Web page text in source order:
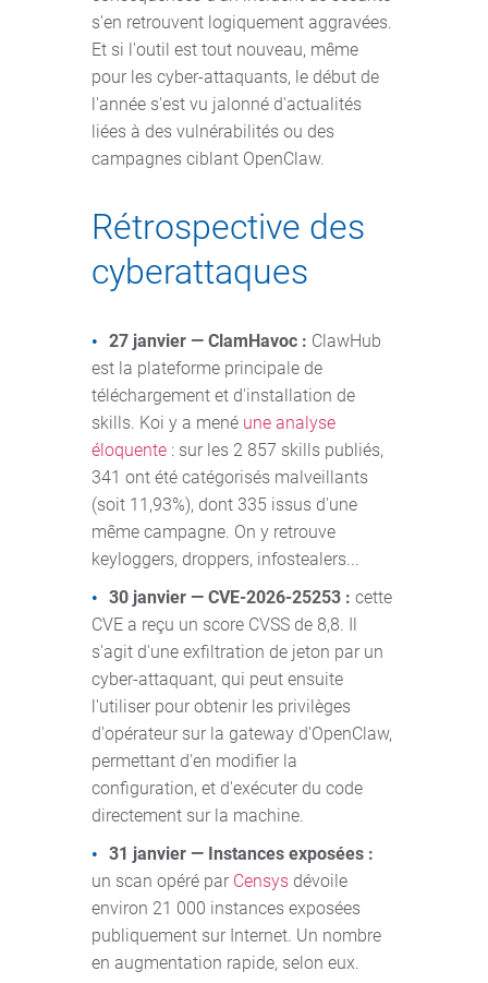
s'en retrouvent logiquement aggravées.
Et si l'outil est tout nouveau, même
pour les cyber-attaquants, le début de
l'année s'est vu jalonné d'actualités
liées à des vulnérabilités ou des
campagnes ciblant OpenClaw.
Rétrospective des
cyberattaques
27 janvier — ClamHavoc : ClawHub
est la plateforme principale de
téléchargement et d'installation de
skills. Koi y a mené une analyse
éloquente : sur les 2 857 skills publiés,
341 ont été catégorisés malveillants
(soit 11,93%), dont 335 issus d'une
même campagne. On y retrouve
keyloggers, droppers, infostealers...
30 janvier — CVE-2026-25253 : cette
CVE a reçu un score CVSS de 8,8. Il
s'agit d'une exfiltration de jeton par un
cyber-attaquant, qui peut ensuite
l'utiliser pour obtenir les privilèges
d'opérateur sur la gateway d'OpenClaw,
permettant d'en modifier la
configuration, et d'exécuter du code
directement sur la machine.
31 janvier — Instances exposées :
un scan opéré par Censys dévoile
environ 21 000 instances exposées
publiquement sur Internet. Un nombre
en augmentation rapide, selon eux.